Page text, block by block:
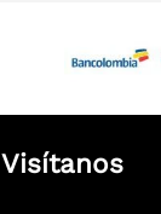
Visítanos